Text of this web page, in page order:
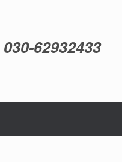
030-62932433